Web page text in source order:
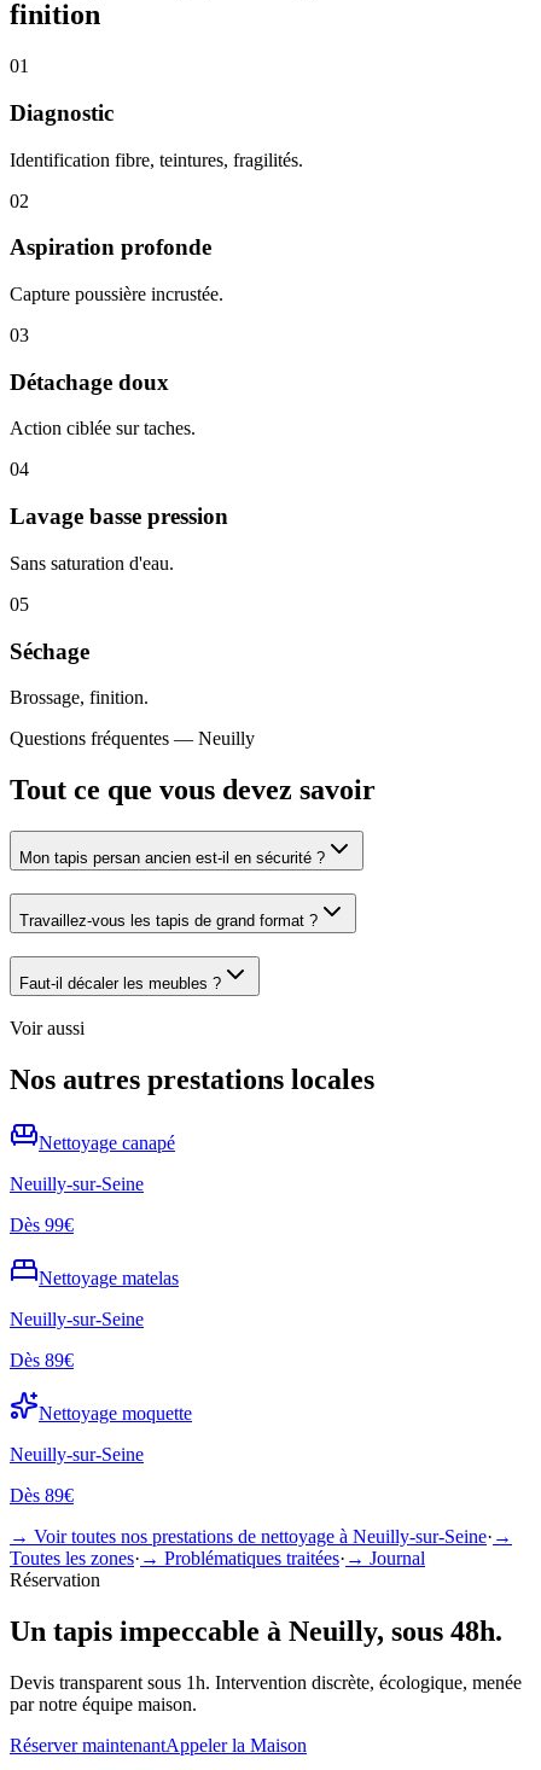
finition
01
Diagnostic
Identification fibre, teintures, fragilités.
02
Aspiration profonde
Capture poussière incrustée.
03
Détachage doux
Action ciblée sur taches.
04
Lavage basse pression
Sans saturation d'eau.
05
Séchage
Brossage, finition.
Questions fréquentes — Neuilly
Tout ce que vous devez savoir
Mon tapis persan ancien est-il en sécurité ?
Travaillez-vous les tapis de grand format ?
Faut-il décaler les meubles ?
Voir aussi
Nos autres prestations locales
Nettoyage canapé
Neuilly-sur-Seine
Dès 99€
Nettoyage matelas
Neuilly-sur-Seine
Dès 89€
Nettoyage moquette
Neuilly-sur-Seine
Dès 89€
→ Voir toutes nos prestations de nettoyage à Neuilly-sur-Seine· →
Toutes les zones· → Problématiques traitées· → Journal
Réservation
Un tapis impeccable à Neuilly, sous 48h.
Devis transparent sous 1h. Intervention discrète, écologique, menée
par notre équipe maison.
Réserver maintenantAppeler la Maison